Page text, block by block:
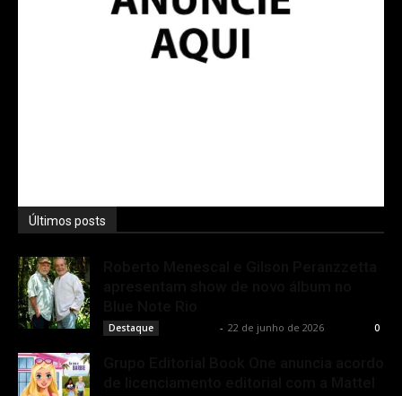
Últimos posts
Destaque - 22 de junho de 2026 0